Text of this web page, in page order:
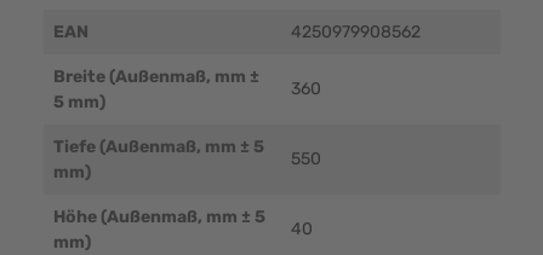
EAN 4250979908562
Breite (Außenmaß, mm ±
5 mm)
360
Tiefe (Außenmaß, mm ± 5
mm)
550
Höhe (Außenmaß, mm ± 5
mm)
40